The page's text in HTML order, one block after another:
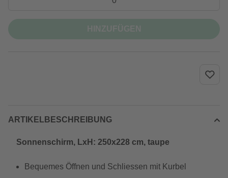
ARTIKELBESCHREIBUNG
Sonnenschirm, LxH: 250x228 cm, taupe
Bequemes Öffnen und Schliessen mit Kurbel